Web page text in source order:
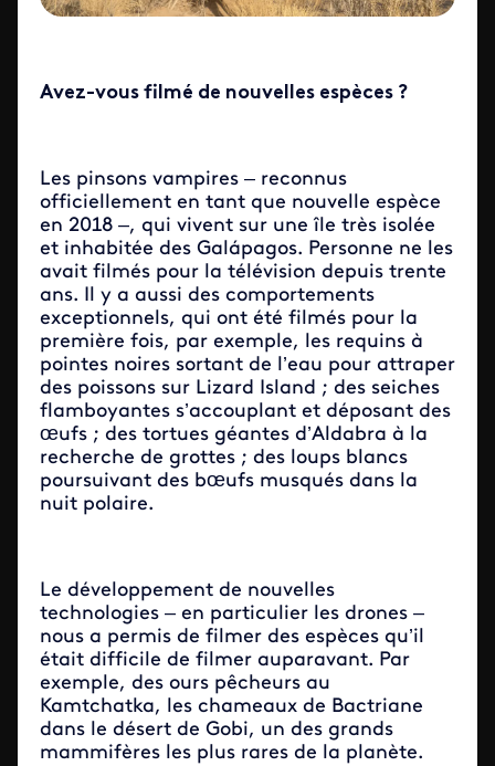
Avez-vous filmé de nouvelles espèces ?
Les pinsons vampires – reconnus
officiellement en tant que nouvelle espèce
en 2018 –, qui vivent sur une île très isolée
et inhabitée des Galápagos. Personne ne les
avait filmés pour la télévision depuis trente
ans. Il y a aussi des comportements
exceptionnels, qui ont été filmés pour la
première fois, par exemple, les requins à
pointes noires sortant de l’eau pour attraper
des poissons sur Lizard Island ; des seiches
flamboyantes s’accouplant et déposant des
œufs ; des tortues géantes d’Aldabra à la
recherche de grottes ; des loups blancs
poursuivant des bœufs musqués dans la
nuit polaire.
Le développement de nouvelles
technologies – en particulier les drones –
nous a permis de filmer des espèces qu’il
était difficile de filmer auparavant. Par
exemple, des ours pêcheurs au
Kamtchatka, les chameaux de Bactriane
dans le désert de Gobi, un des grands
mammifères les plus rares de la planète.